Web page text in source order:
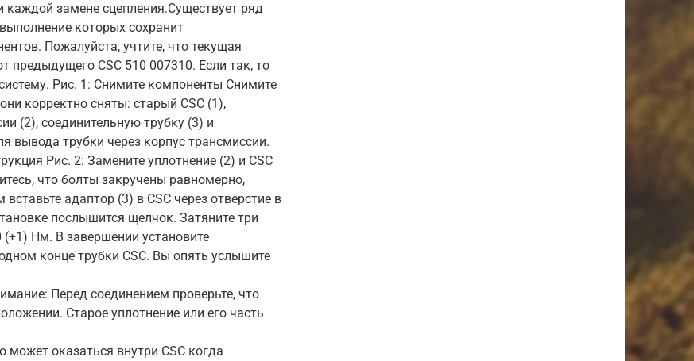
каждой замене сцепления.Существует ряд
которых сохранит
Пожалуйста, учтите, что текущая
предыдущего CSC 510 007310. Если так, то
Рис. 1: Снимите компоненты Снимите
корректно сняты: старый CSC (1),
(2), соединительную трубку (3) и
вывода трубки через корпус трансмиссии.
Рис. 2: Замените уплотнение (2) и CSC
что болты закручены равномерно,
адаптор (3) в CSC через отверстие в
послышится щелчок. Затяните три
Нм. В завершении установите
конце трубки CSC. Вы опять услышите
Перед соединением проверьте, что
Старое уплотнение или его часть
может оказаться внутри CSC когда